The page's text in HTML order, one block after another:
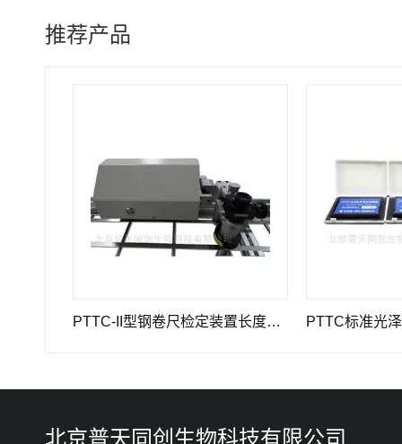
推荐产品
PTTC-II型钢卷尺检定装置长度计量仪器 PTTC标准光泽度板-
北京普天同创生物科技有限公司